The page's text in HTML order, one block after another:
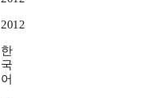
2012
한
국
어